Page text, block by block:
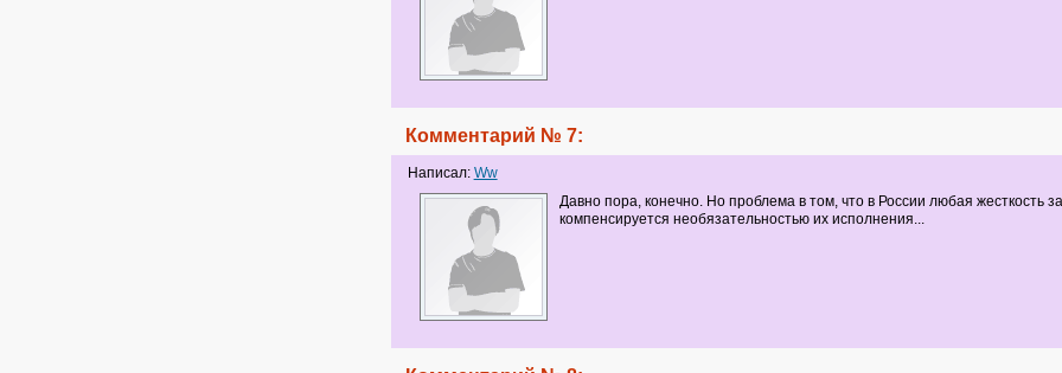
Комментарий № 7:
Написал: Ww
Давно пора, конечно. Но проблема в том, что в России любая жесткость
компенсируется необязательностью их исполнения...